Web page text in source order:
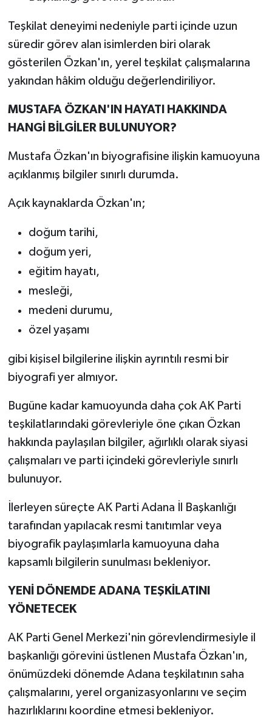
Teşkilat deneyimi nedeniyle parti içinde uzun
süredir görev alan isimlerden biri olarak
gösterilen Özkan'ın, yerel teşkilat çalışmalarına
yakından hâkim olduğu değerlendiriliyor.
MUSTAFA ÖZKAN'IN HAYATI HAKKINDA
HANGİ BİLGİLER BULUNUYOR?
Mustafa Özkan'ın biyografisine ilişkin kamuoyuna
açıklanmış bilgiler sınırlı durumda.
Açık kaynaklarda Özkan'ın;
doğum tarihi,
doğum yeri,
eğitim hayatı,
mesleği,
medeni durumu,
özel yaşamı
gibi kişisel bilgilerine ilişkin ayrıntılı resmi bir
biyografi yer almıyor.
Bugüne kadar kamuoyunda daha çok AK Parti
teşkilatlarındaki görevleriyle öne çıkan Özkan
hakkında paylaşılan bilgiler, ağırlıklı olarak siyasi
çalışmaları ve parti içindeki görevleriyle sınırlı
bulunuyor.
İlerleyen süreçte AK Parti Adana İl Başkanlığı
tarafından yapılacak resmi tanıtımlar veya
biyografik paylaşımlarla kamuoyuna daha
kapsamlı bilgilerin sunulması bekleniyor.
YENİ DÖNEMDE ADANA TEŞKİLATINI
YÖNETECEK
AK Parti Genel Merkezi'nin görevlendirmesiyle il
başkanlığı görevini üstlenen Mustafa Özkan'ın,
önümüzdeki dönemde Adana teşkilatının saha
çalışmalarını, yerel organizasyonlarını ve seçim
hazırlıklarını koordine etmesi bekleniyor.